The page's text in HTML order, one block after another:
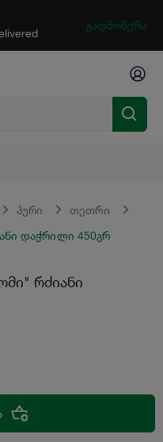
გადმოწერა
პური
თეთრი
დაჭრილი 450გრ
რძიანი